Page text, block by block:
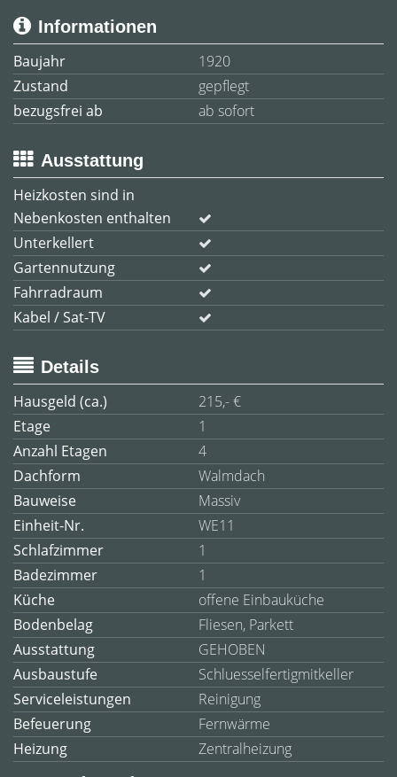
Informationen
Baujahr
1920
Zustand
gepflegt
bezugsfrei ab
ab sofort
Ausstattung
Heizkosten sind in
Nebenkosten enthalten
Unterkellert
Gartennutzung
Fahrradraum
Kabel / Sat-TV
Details
Hausgeld (ca.)
215,- €
Etage
1
Anzahl Etagen
4
Dachform
Walmdach
Bauweise
Massiv
Einheit-Nr.
WE11
Schlafzimmer
1
Badezimmer
1
Küche
offene Einbauküche
Bodenbelag
Fliesen, Parkett
Ausstattung
GEHOBEN
Ausbaustufe
Schluesselfertigmitkeller
Serviceleistungen
Reinigung
Befeuerung
Fernwärme
Heizung
Zentralheizung